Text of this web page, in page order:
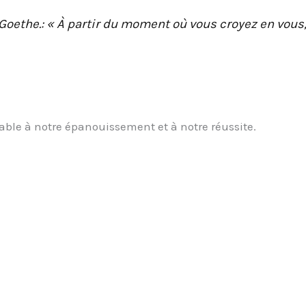
« À partir du moment où vous croyez en vous,
à notre épanouissement et à notre réussite.